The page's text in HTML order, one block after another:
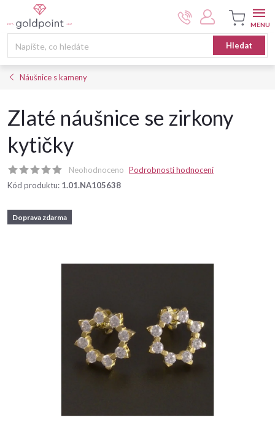
na
Hledat
Nákupní
košík
Náušnice s kameny
Zlaté náušnice se zirkony
kytičky
Neohodnoceno Podrobnosti hodnocení
Kód produktu: 1.01.NA105638
Doprava zdarma